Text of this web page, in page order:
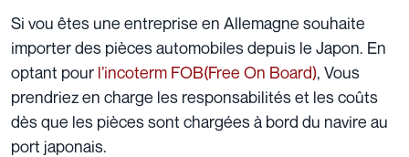
Si vou êtes une entreprise en Allemagne souhaite
importer des pièces automobiles depuis le Japon. En
optant pour l’incoterm FOB(Free On Board), Vous
prendriez en charge les responsabilités et les coûts
dès que les pièces sont chargées à bord du navire au
port japonais.